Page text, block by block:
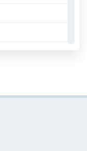
teraz